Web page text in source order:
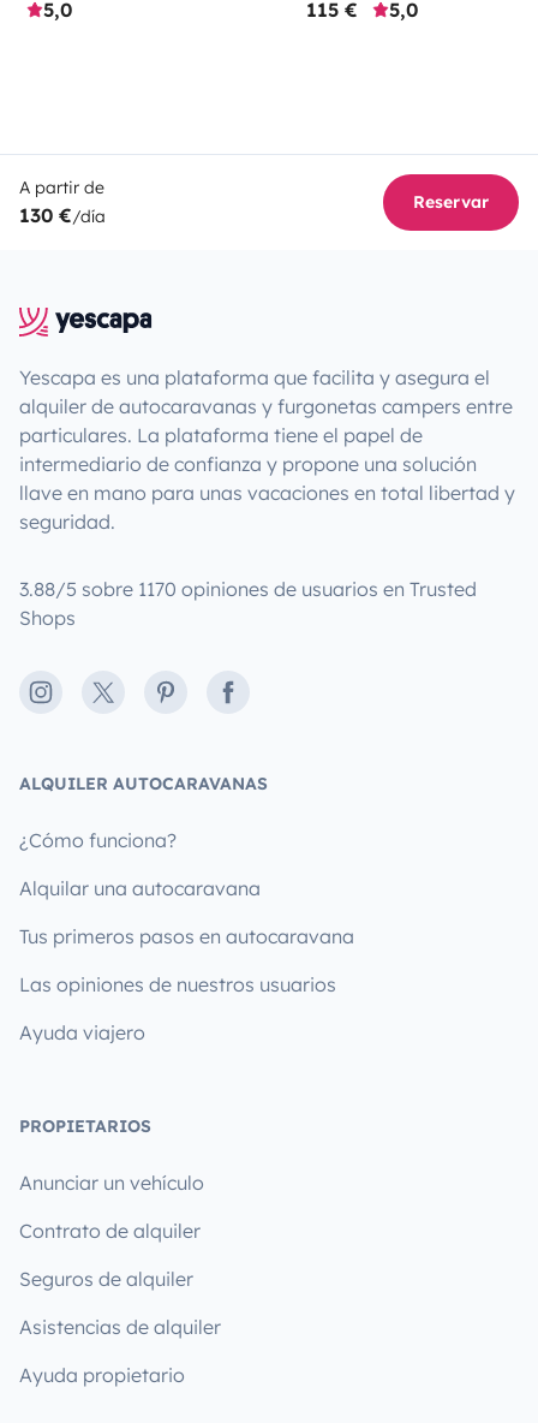
5,0
115 €
5,0
A partir de
130 €/día
Reservar
Yescapa es una plataforma que facilita y asegura el
alquiler de autocaravanas y furgonetas campers entre
particulares. La plataforma tiene el papel de
intermediario de confianza y propone una solución
llave en mano para unas vacaciones en total libertad y
seguridad.
3.88/5 sobre 1170 opiniones de usuarios en Trusted
Shops
Instagram
X PinterestFacebook
ALQUILER AUTOCARAVANAS
¿Cómo funciona?
Alquilar una autocaravana
Tus primeros pasos en autocaravana
Las opiniones de nuestros usuarios
Ayuda viajero
PROPIETARIOS
Anunciar un vehículo
Contrato de alquiler
Seguros de alquiler
Asistencias de alquiler
Ayuda propietario